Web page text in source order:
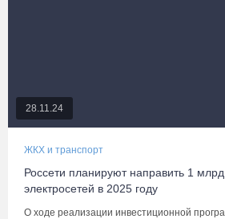
28.11.24
ЖКХ и транспорт
Россети планируют направить 1
электросетей в 2025 году
О ходе реализации инвестиционной